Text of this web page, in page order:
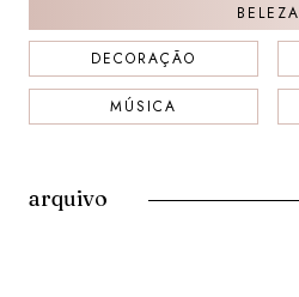
BELEZA
DECORAÇÃO
MÚSICA
arquivo